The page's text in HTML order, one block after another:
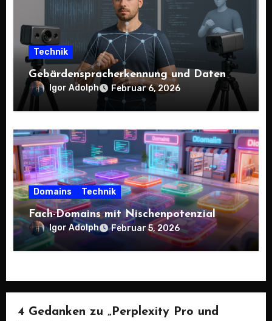
Technik
Gebärdenspracherkennung und Daten
Igor Adolph Februar 6, 2026
Domains Technik
Fach-Domains mit Nischenpotenzial
Igor Adolph Februar 5, 2026
4 Gedanken zu „Perplexity Pro und